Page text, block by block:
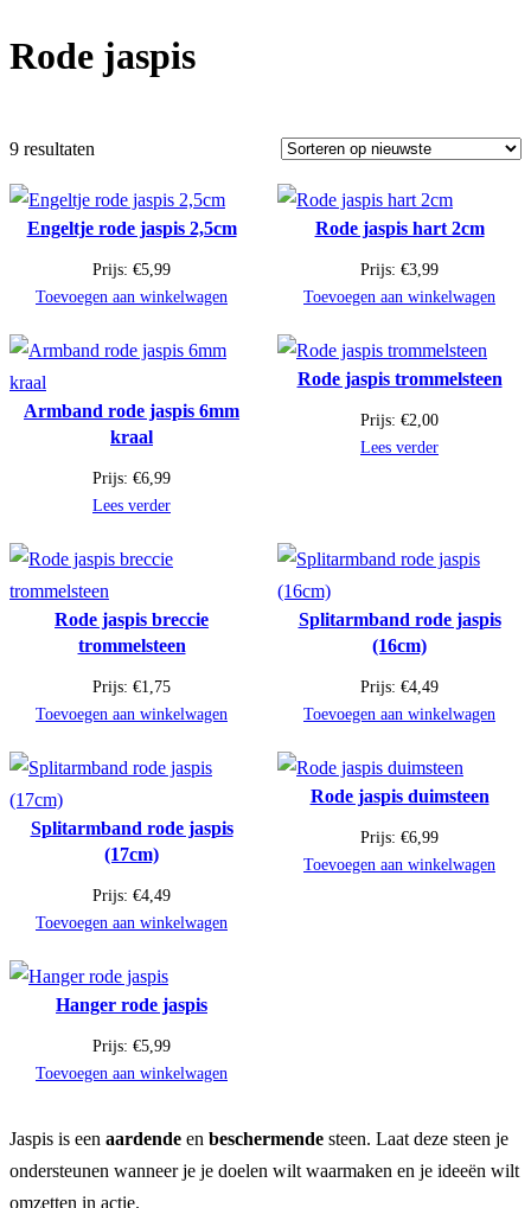
Rode jaspis
9 resultaten
Engeltje rode jaspis 2,5cm
Prijs: €5,99
Toevoegen aan winkelwagen
Rode jaspis hart 2cm
Prijs: €3,99
Toevoegen aan winkelwagen
Armband rode jaspis 6mm
kraal
Prijs: €6,99
Lees verder
Rode jaspis trommelsteen
Prijs: €2,00
Lees verder
Rode jaspis breccie
trommelsteen
Prijs: €1,75
Toevoegen aan winkelwagen
Splitarmband rode jaspis
(16cm)
Prijs: €4,49
Toevoegen aan winkelwagen
Splitarmband rode jaspis
(17cm)
Prijs: €4,49
Toevoegen aan winkelwagen
Rode jaspis duimsteen
Prijs: €6,99
Toevoegen aan winkelwagen
Hanger rode jaspis
Prijs: €5,99
Toevoegen aan winkelwagen
Jaspis is een aardende en beschermende steen. Laat deze steen je
ondersteunen wanneer je je doelen wilt waarmaken en je ideeën wilt
omzetten in actie.